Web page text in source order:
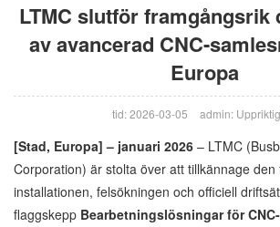
LTMC slutför framgångsrik
av avancerad CNC-
Europa
tid: 2026-03-05 admin:
[Stad, Europa] – januari 2026 – LTMC
Corporation) är stolta över att tillkännage
installationen, felsökningen och officiell
flaggskepp Bearbetningslösningar för